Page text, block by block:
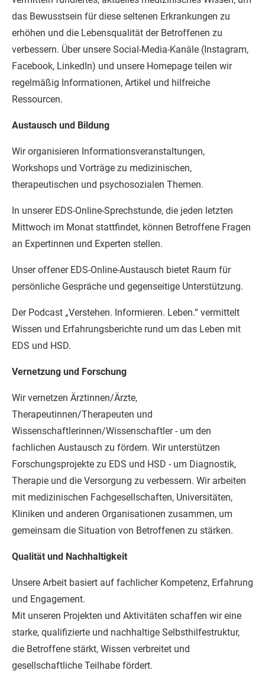
das Bewusstsein für diese seltenen Erkrankungen zu
erhöhen und die Lebensqualität der Betroffenen zu
verbessern. Über unsere Social-Media-Kanäle (Instagram,
Facebook, LinkedIn) und unsere Homepage teilen wir
regelmäßig Informationen, Artikel und hilfreiche
Ressourcen.
Austausch und Bildung
Wir organisieren Informationsveranstaltungen,
Workshops und Vorträge zu medizinischen,
therapeutischen und psychosozialen Themen.
In unserer EDS-Online-Sprechstunde, die jeden letzten
Mittwoch im Monat stattfindet, können Betroffene Fragen
an Expertinnen und Experten stellen.
Unser offener EDS-Online-Austausch bietet Raum für
persönliche Gespräche und gegenseitige Unterstützung.
Der Podcast „Verstehen. Informieren. Leben.“ vermittelt
Wissen und Erfahrungsberichte rund um das Leben mit
EDS und HSD.
Vernetzung und Forschung
Wir vernetzen Ärztinnen/Ärzte,
Therapeutinnen/Therapeuten und
Wissenschaftlerinnen/Wissenschaftler - um den
fachlichen Austausch zu fördern. Wir unterstützen
Forschungsprojekte zu EDS und HSD - um Diagnostik,
Therapie und die Versorgung zu verbessern. Wir arbeiten
mit medizinischen Fachgesellschaften, Universitäten,
Kliniken und anderen Organisationen zusammen, um
gemeinsam die Situation von Betroffenen zu stärken.
Qualität und Nachhaltigkeit
Unsere Arbeit basiert auf fachlicher Kompetenz, Erfahrung
und Engagement.
Mit unseren Projekten und Aktivitäten schaffen wir eine
starke, qualifizierte und nachhaltige Selbsthilfestruktur,
die Betroffene stärkt, Wissen verbreitet und
gesellschaftliche Teilhabe fördert.